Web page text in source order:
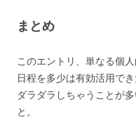
まとめ
このエントリ、単なる個
日程を多少は有効活用で
ダラダラしちゃうことが
と。